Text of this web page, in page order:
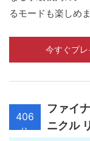
るモードも楽しめま
今すぐプレ
406
位
ファイ
ニクル